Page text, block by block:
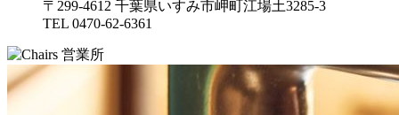
〒299-4612 千葉県いすみ市岬町江場土3285-3
TEL 0470-62-6361